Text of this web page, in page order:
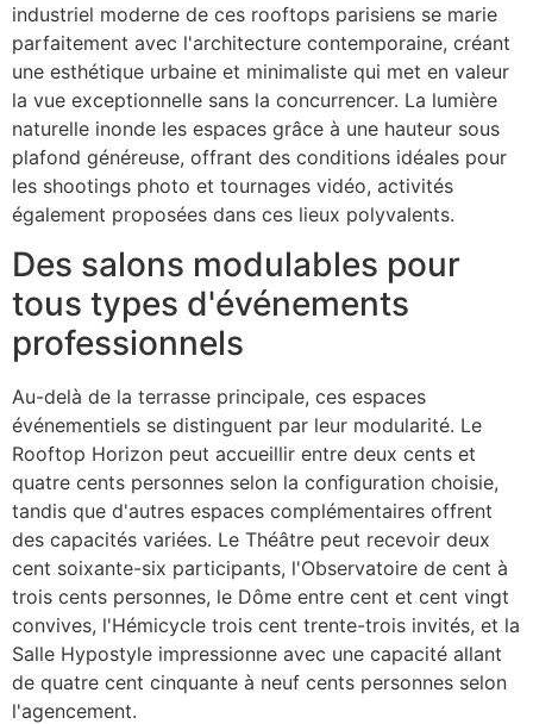
industriel moderne de ces rooftops parisiens se marie
parfaitement avec l'architecture contemporaine, créant
une esthétique urbaine et minimaliste qui met en valeur
la vue exceptionnelle sans la concurrencer. La lumière
naturelle inonde les espaces grâce à une hauteur sous
plafond généreuse, offrant des conditions idéales pour
les shootings photo et tournages vidéo, activités
également proposées dans ces lieux polyvalents.
Des salons modulables pour
tous types d'événements
professionnels
Au-delà de la terrasse principale, ces espaces
événementiels se distinguent par leur modularité. Le
Rooftop Horizon peut accueillir entre deux cents et
quatre cents personnes selon la configuration choisie,
tandis que d'autres espaces complémentaires offrent
des capacités variées. Le Théâtre peut recevoir deux
cent soixante-six participants, l'Observatoire de cent à
trois cents personnes, le Dôme entre cent et cent vingt
convives, l'Hémicycle trois cent trente-trois invités, et la
Salle Hypostyle impressionne avec une capacité allant
de quatre cent cinquante à neuf cents personnes selon
l'agencement.